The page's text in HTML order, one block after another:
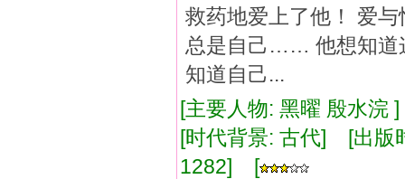
救药地爱上了他！ 爱
总是自己…… 他想知道
知道自己...
[主要人物: 黑曜 殷水
[时代背景: 古代] [出
1282] [